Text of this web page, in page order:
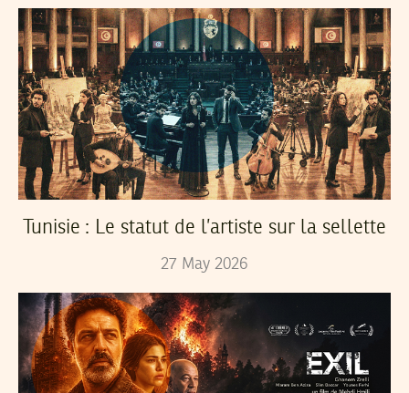
Tunisie : Le statut de l’artiste sur la sellette
27 May 2026